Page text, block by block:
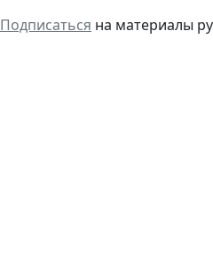
Подписаться на материалы